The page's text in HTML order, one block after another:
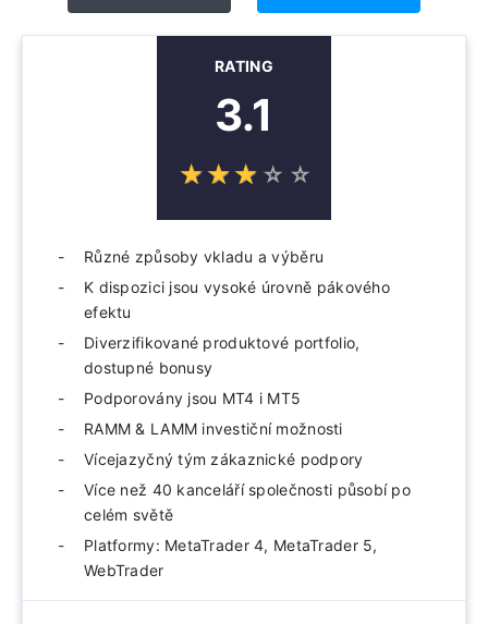
RATING
3.1
☆☆☆☆ ☆
★★★★ ★
Různé způsoby vkladu a výběru
K dispozici jsou vysoké úrovně pákového
efektu
Diverzifikované produktové portfolio,
dostupné bonusy
Podporovány jsou MT4 i MT5
RAMM & LAMM investiční možnosti
Vícejazyčný tým zákaznické podpory
Více než 40 kanceláří společnosti působí po
celém světě
Platformy: MetaTrader 4, MetaTrader 5,
WebTrader